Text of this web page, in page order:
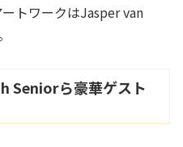
トワークはJasper van
Seniorら豪華ゲスト